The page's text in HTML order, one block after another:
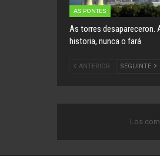
AS PONTES
As torres desapareceron.
historia, nunca o fará
ANTERIOR SEGUINTE
Los